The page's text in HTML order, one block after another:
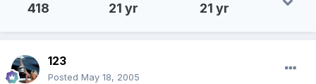
418 21 yr 21 yr
123
Posted May 18, 2005